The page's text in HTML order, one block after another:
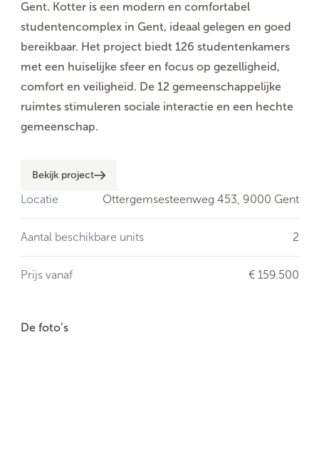
Gent. Kotter is een modern en comfortabel
studentencomplex in Gent, ideaal gelegen en goed
bereikbaar. Het project biedt 126 studentenkamers
met een huiselijke sfeer en focus op gezelligheid,
comfort en veiligheid. De 12 gemeenschappelijke
ruimtes stimuleren sociale interactie en een hechte
gemeenschap.
Bekijk project
Locatie Ottergemsesteenweg 453, 9000 Gent
Aantal beschikbare units 2
Prijs vanaf € 159.500
De foto’s